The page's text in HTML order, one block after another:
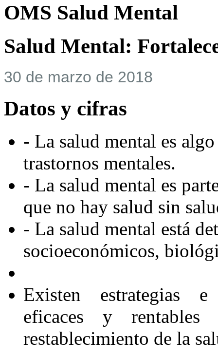
OMS Salud Mental
Salud Mental:
30 de marzo de 2018
Datos y cifras
- La salud mental es
trastornos mentales.
- La salud mental es
que no hay salud sin
- La salud mental está
socioeconómicos,
Existen estrategias e
eficaces y
restablecimiento de la